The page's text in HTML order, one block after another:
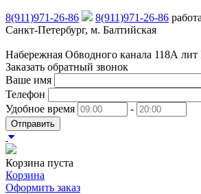
8(911)971-26-86 8(911)971-26-86
Санкт-Петербург, м. Балтийская
Набережная Обводного канала 118А
Заказать обратный звонок
Ваше имя
Телефон
Удобное время
-
Отправить
Корзина пуста
Корзина
Оформить заказ